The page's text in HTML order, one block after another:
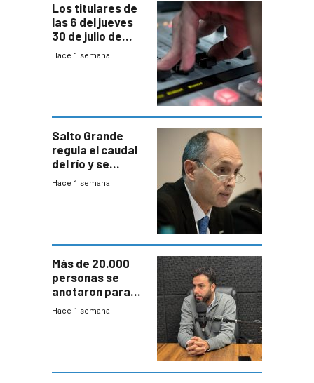
Los titulares de
las 6 del jueves
30 de julio de
2026
Hace 1 semana
Salto Grande
regula el caudal
del río y se
prepara para un
Hace 1 semana
Más de 20.000
personas se
anotaron para
las pruebas
Hace 1 semana